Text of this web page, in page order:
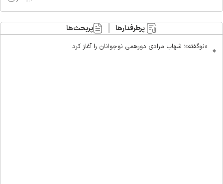
پرطرفدارها پربحث‌ها
«نوگفته»؛ شهاب مرادی دورهمی نوجوانان را آغاز کرد